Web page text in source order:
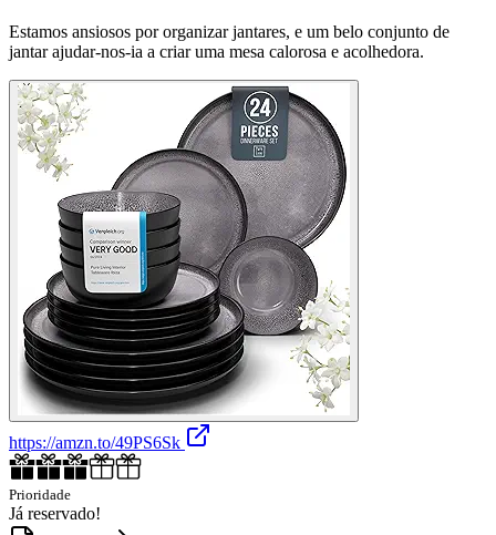
Estamos ansiosos por organizar jantares, e um belo conjunto de
jantar ajudar-nos-ia a criar uma mesa calorosa e acolhedora.
https://amzn.to/49PS6Sk
Prioridade
Já reservado!